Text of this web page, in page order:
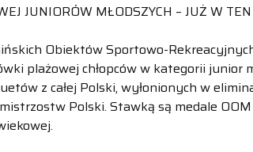
JUNIORÓW MŁODSZYCH – JUŻ W
Obiektów Sportowo-
plażowej chłopców w kategorii junior
z całej Polski, wyłonionych w
Polski. Stawką są medale